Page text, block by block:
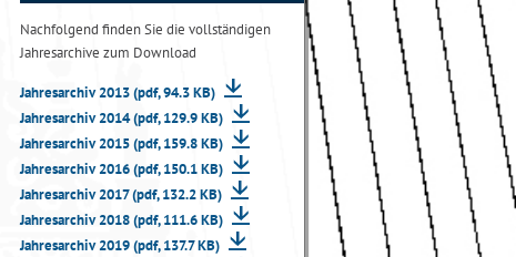
Nachfolgend finden Sie die vollständigen
Jahresarchive zum Download
Jahresarchiv 2013 (pdf, 94.3 KB)
Jahresarchiv 2014 (pdf, 129.9 KB)
Jahresarchiv 2015 (pdf, 159.8 KB)
Jahresarchiv 2016 (pdf, 150.1 KB)
Jahresarchiv 2017 (pdf, 132.2 KB)
Jahresarchiv 2018 (pdf, 111.6 KB)
Jahresarchiv 2019 (pdf, 137.7 KB)